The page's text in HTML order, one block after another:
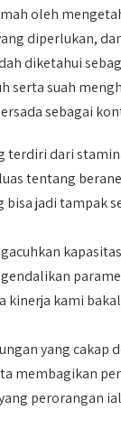
oleh
diperlukan,
diketahui
suah
sebagai
terdiri dari
tentang
jadi tampak
kinerja kami
yang cakap
membagikan
perorangan